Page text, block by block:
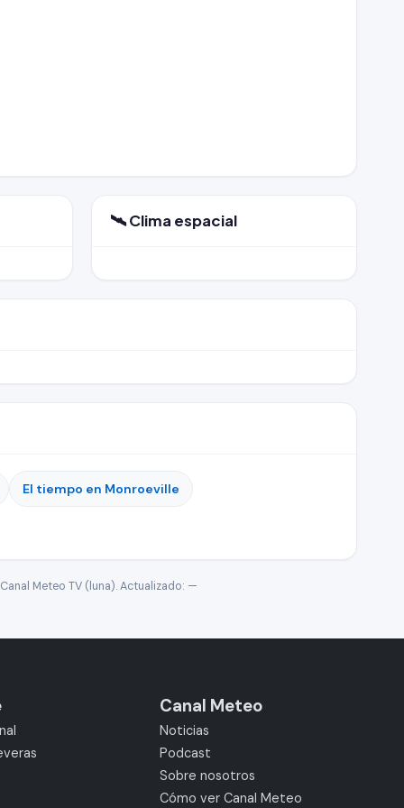
🛰️ Clima espacial
El tiempo en Monroeville
Meteo TV (luna). Actualizado: —
Canal Meteo
Noticias
Podcast
Sobre nosotros
Cómo ver Canal Meteo